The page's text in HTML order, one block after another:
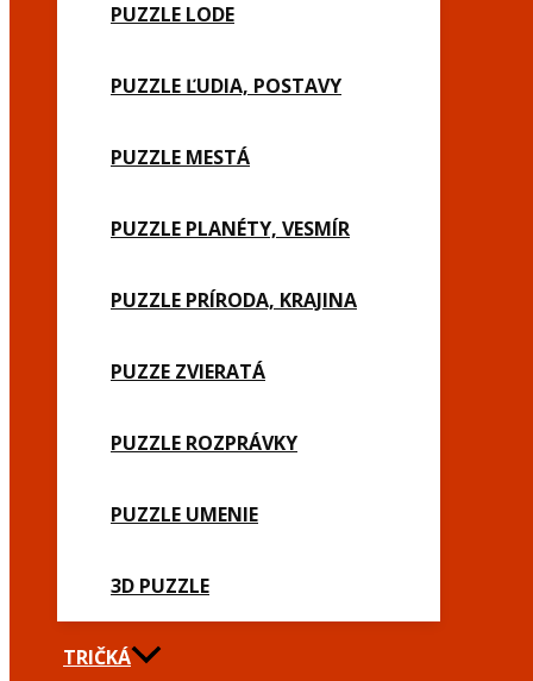
PUZZLE LODE
PUZZLE ĽUDIA, POSTAVY
PUZZLE MESTÁ
PUZZLE PLANÉTY, VESMÍR
PUZZLE PRÍRODA, KRAJINA
PUZZE ZVIERATÁ
PUZZLE ROZPRÁVKY
PUZZLE UMENIE
3D PUZZLE
TRIČKÁ